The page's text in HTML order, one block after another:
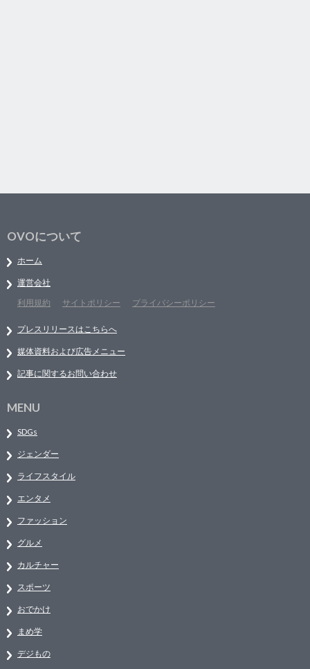
OVOについて
ホーム
運営会社
利用規約
サイトポリシー プライバシーポリシー
プレスリリースはこちらへ
媒体資料および広告メニュー
記事に関するお問い合わせ
MENU
SDGs
ジェンダー
ライフスタイル
エンタメ
ファッション
グルメ
カルチャー
スポーツ
おでかけ
まめ学
デジもの